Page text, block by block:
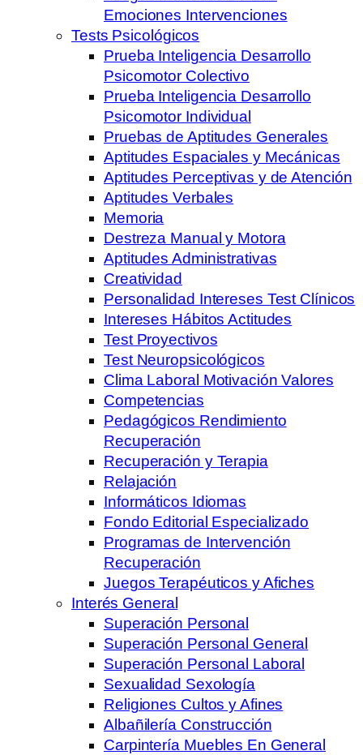
Emociones Intervenciones
Tests Psicológicos
Prueba Inteligencia Desarrollo
Psicomotor Colectivo
Prueba Inteligencia Desarrollo
Psicomotor Individual
Pruebas de Aptitudes Generales
Aptitudes Espaciales y Mecánicas
Aptitudes Perceptivas y de Atención
Aptitudes Verbales
Memoria
Destreza Manual y Motora
Aptitudes Administrativas
Creatividad
Personalidad Intereses Test Clínicos
Intereses Hábitos Actitudes
Test Proyectivos
Test Neuropsicológicos
Clima Laboral Motivación Valores
Competencias
Pedagógicos Rendimiento
Recuperación
Recuperación y Terapia
Relajación
Informáticos Idiomas
Fondo Editorial Especializado
Programas de Intervención
Recuperación
Juegos Terapéuticos y Afiches
Interés General
Superación Personal
Superación Personal General
Superación Personal Laboral
Sexualidad Sexología
Religiones Cultos y Afines
Albañilería Construcción
Carpintería Muebles En General